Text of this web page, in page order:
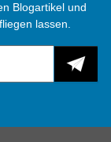
Blogartikel und
lassen.